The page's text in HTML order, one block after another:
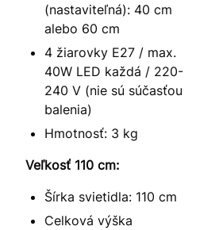
(nastaviteľná): 40 cm
alebo 60 cm
4 žiarovky E27 / max.
40W LED každá / 220-
240 V (nie sú súčasťou
balenia)
Hmotnosť: 3 kg
Veľkosť 110 cm:
Šírka svietidla: 110 cm
Celková výška